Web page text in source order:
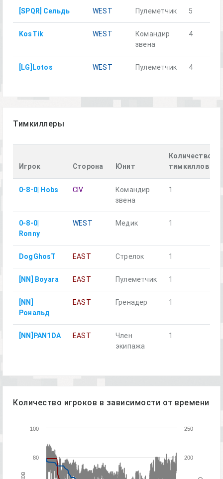
[SPQR] Сельдь WEST Пулеметчик 5
KosTik WEST
Командир
звена
4
[LG]Lotos WEST Пулеметчик 4
Тимкиллеры
Игрок Сторона Юнит
Количество
тимкиллов
0-8-0| Hobs CIV
Командир
звена
1
0-8-0|
Ronny
WEST Медик 1
DogGhosT EAST Стрелок 1
[NN] Boyara EAST Пулеметчик 1
[NN]
Рональд
EAST Гренадер 1
[NN]PAN1DA EAST
Член
экипажа
1
Количество игроков в зависимости от времени
80
100
200
250